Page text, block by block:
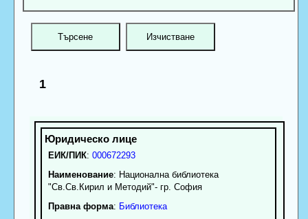
1
ЕИК/ПИК: 000672293
Наименование: Национална библиотека
"Св.Св.Кирил и Методий"- гр. София
Правна форма: Библиотека